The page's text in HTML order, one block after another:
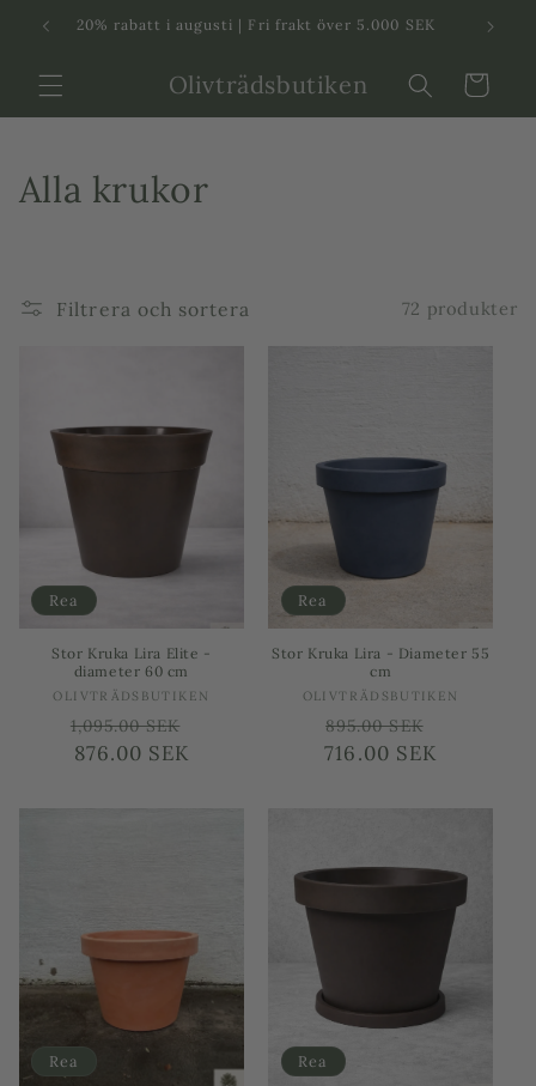
Svenska Dansk
20% rabatt i augusti | Fri frakt över 5.000 SEK
Olivträdsbutiken Varukorg
P
d
r
Alla krukor
Filtrera och sortera 72 produkter
Rea
Stor Kruka Lira Elite -
diameter 60 cm
Säljare:
OLIVTRÄDSBUTIKEN
Ordinarie
pris
1,095.00 SEK
Försäljningspris
876.00 SEK
Rea
Stor Kruka Lira - Diameter 55
cm
Säljare:
OLIVTRÄDSBUTIKEN
Ordinarie
pris
895.00 SEK
716.00 SEK
Rea Rea